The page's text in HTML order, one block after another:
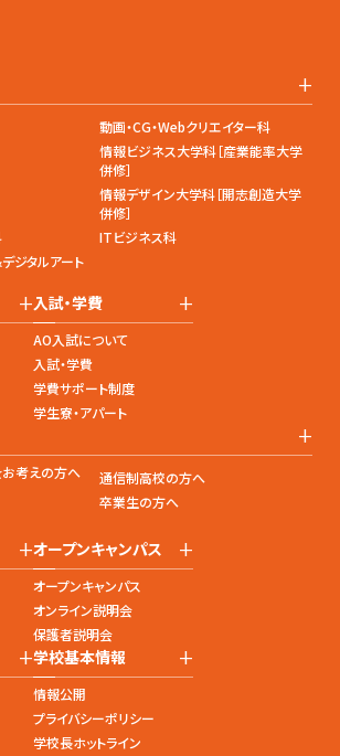
+
動画・CG・Webクリエイター科
情報ビジネス大学科［産業能率大学
併修］
情報デザイン大学科［開志創造大学
併修］
ITビジネス科
ジタルアート
+入試・学費 +
AO入試について
入試・学費
学費サポート制度
学生寮・アパート
+
考えの方へ
通信制高校の方へ
卒業生の方へ
+オープンキャンパス +
オープンキャンパス
オンライン説明会
保護者説明会
+学校基本情報 +
情報公開
プライバシーポリシー
学校長ホットライン